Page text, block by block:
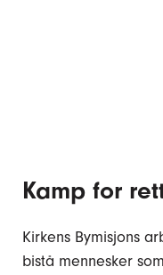
Kamp for
Kirkens Bymisjons
bistå mennesker